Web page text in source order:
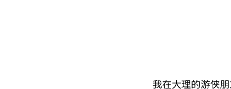
我在大理的游侠